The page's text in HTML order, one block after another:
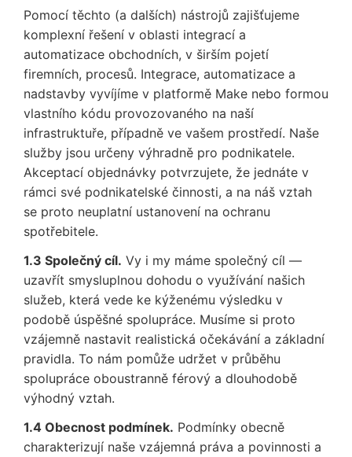
Pomocí těchto (a dalších) nástrojů zajišťujeme
komplexní řešení v oblasti integrací a
automatizace obchodních, v širším pojetí
firemních, procesů. Integrace, automatizace a
nadstavby vyvíjíme v platformě Make nebo formou
vlastního kódu provozovaného na naší
infrastruktuře, případně ve vašem prostředí. Naše
služby jsou určeny výhradně pro podnikatele.
Akceptací objednávky potvrzujete, že jednáte v
rámci své podnikatelské činnosti, a na náš vztah
se proto neuplatní ustanovení na ochranu
spotřebitele.
1.3 Společný cíl. Vy i my máme společný cíl —
uzavřít smysluplnou dohodu o využívání našich
služeb, která vede ke kýženému výsledku v
podobě úspěšné spolupráce. Musíme si proto
vzájemně nastavit realistická očekávání a základní
pravidla. To nám pomůže udržet v průběhu
spolupráce oboustranně férový a dlouhodobě
výhodný vztah.
1.4 Obecnost podmínek. Podmínky obecně
charakterizují naše vzájemná práva a povinnosti a